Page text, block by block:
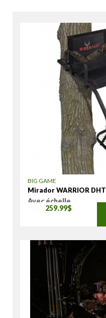
BIG GAME
Mirador WARRIOR DHT
Avec échelle
259.99$